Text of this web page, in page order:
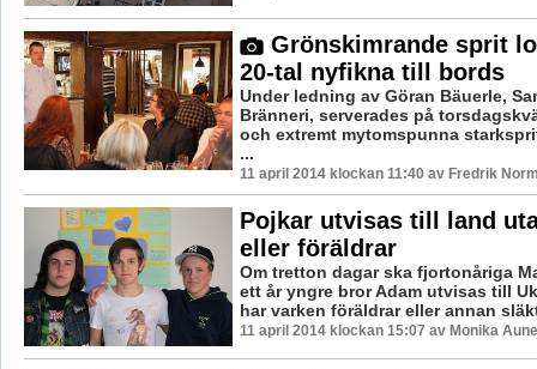
Grönskimrande sprit
20-tal nyfikna till bords
Under ledning av Göran Bäuerle,
Bränneri, serverades på
och extremt mytomspunna
...
11 april 2014 klockan 11:40 av Fredrik
Pojkar utvisas till land
eller föräldrar
Om tretton dagar ska fjortonåriga
ett år yngre bror Adam utvisas till
har varken föräldrar eller annan
11 april 2014 klockan 15:07 av Monika Aune